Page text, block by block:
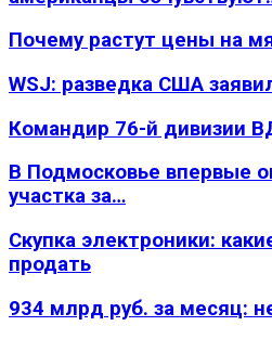
Почему растут цены на
WSJ: разведка США
Командир 76-й дивизии
В Подмосковье впервые
участка за…
Скупка электроники:
продать
934 млрд руб. за месяц: